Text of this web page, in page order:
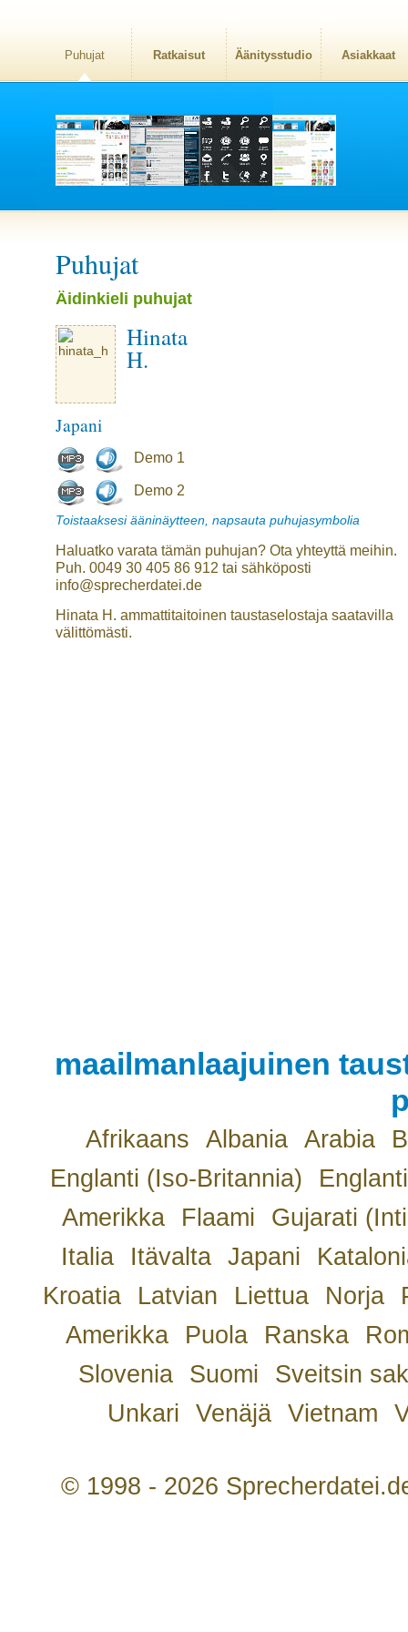
Puhujat Ratkaisut Äänitysstudio Asiakkaat
Puhujat
Äidinkieli puhujat
Hinata
H.
Japani
Demo 1
Demo 2
Toistaaksesi ääninäytteen, napsauta puhujasymbolia
Haluatko varata tämän puhujan? Ota yhteyttä meihin.
Puh. 0049 30 405 86 912 tai sähköposti
info@sprecherdatei.de
Hinata H. ammattitaitoinen taustaselostaja saatavilla
välittömästi.
maailmanlaajuinen
Afrikaans Albania Arabia
Englanti (Iso-Britannia)
Amerikka
Flaami
Gujarati
Italia
Itävalta Japani
Kroatia
Latvian Liettua Norja
Amerikka
Puola Ranska
Slovenia
Suomi
Sveitsin
Unkari
Venäjä Vietnam
© 1998 - 2026